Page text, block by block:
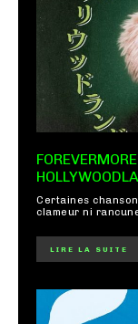
Certaines
clameur ni
LIRE LA SUITE